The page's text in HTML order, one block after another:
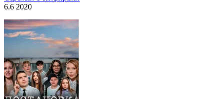
6.6 2020